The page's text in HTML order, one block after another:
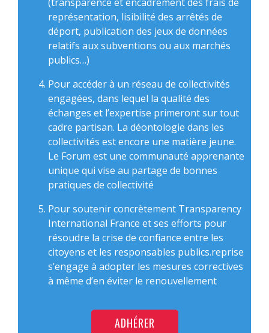
représentation, lisibilité des arrêtés de
déport, publication des jeux de données
relatifs aux subventions ou aux marchés
publics…)
Pour accéder à un réseau de collectivités
engagées, dans lequel la qualité des
échanges et l’expertise primeront sur tout
cadre partisan. La déontologie dans les
collectivités est encore une matière jeune.
Le Forum est une communauté apprenante
unique qui vise au partage de bonnes
pratiques de collectivité
Pour soutenir concrètement Transparency
International France et ses efforts pour
résoudre la crise de confiance entre les
citoyens et les responsables publics.reprise
s’engage à adopter les mesures correctives
à même d’en éviter le renouvellement
ADHÉRER